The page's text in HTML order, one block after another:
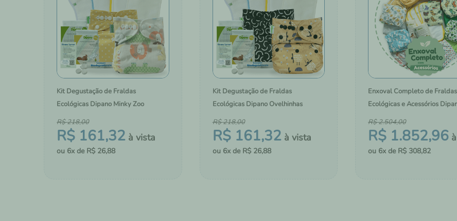
Kit Degustação de Fraldas
Ecológicas Dipano Minky Zoo
R$ 161,32
R$218,00
6 R$ 26,88
Kit Degustação de Fraldas
Ecológicas Dipano Ovelhinhas
R$ 161,32
R$218,00
6 R$ 26,88
Enxoval Completo de Fraldas
Ecológicas e Acessórios
R$ 1.852,96
R$2.504,00
6 R$ 308,82